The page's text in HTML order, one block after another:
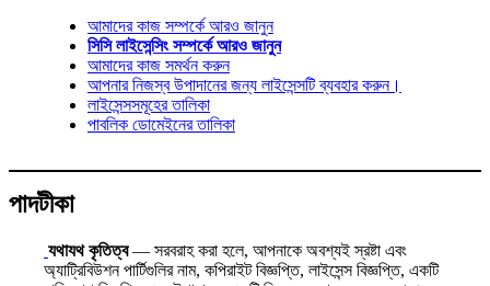
আমাদের কাজ সম্পর্কে আরও জানুন
সিসি লাইসেন্সিং সম্পর্কে আরও জানুন
আমাদের কাজ সমর্থন করুন
আপনার নিজস্ব উপাদানের জন্য লাইসেন্সটি ব্যবহার করুন।
লাইসেন্সসমূহের তালিকা
পাবলিক ডোমেইনের তালিকা
পাদটীকা
যথাযথ কৃতিত্ব— সরবরাহ করা হলে, আপনাকে অবশ্যই স্রষ্টা এবং
অ্যাট্রিবিউশন পার্টিগুলির নাম, কপিরাইট বিজ্ঞপ্তি, লাইসেন্স বিজ্ঞপ্তি, একটি